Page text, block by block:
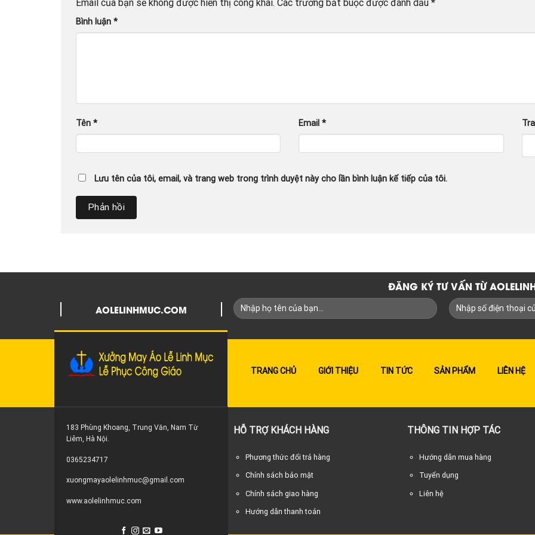
Email của bạn sẽ không được hiển thị công khai. Các trường bắt buộc được đánh dấu *
Bình luận *
Tên * Email*
Lưu tên của tôi, email, và trang web trong trình duyệt này cho lần bình luận kế tiếp của tôi.
AOLELINHMUC.COM
ĐĂNG KÝ TƯ VẤN TỪ
TRANG CHỦ GIỚI THIỆU TIN TỨC SẢN PHẨM LIÊN HỆ
183 Phùng Khoang, Trung Văn, Nam Từ
Liêm, Hà Nội.
0365234717
xuongmayaolelinhmuc@gmail.com
www.aolelinhmuc.com
HỖ TRỢ KHÁCH HÀNG
Phương thức đổi trả hàng
Chính sách bảo mật
Chính sách giao hàng
Hướng dẫn thanh toán
THÔNG TIN HỢP TÁC
Hướng dẫn mua hàng
Tuyển dụng
Liên hệ